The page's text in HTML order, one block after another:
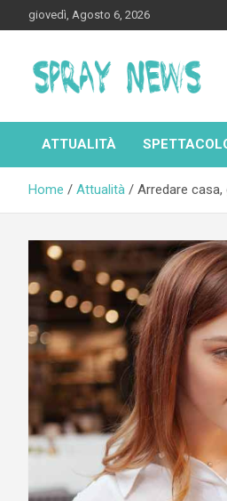
to
giovedì, Agosto 6, 2026
ATTUALITÀ
Home Attualità Arredare